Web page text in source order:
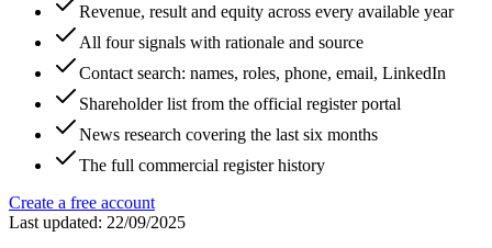
Revenue, result and equity across every available year
All four signals with rationale and source
Contact search: names, roles, phone, email, LinkedIn
Shareholder list from the official register portal
News research covering the last six months
The full commercial register history
Create a free account
Last updated: 22/09/2025